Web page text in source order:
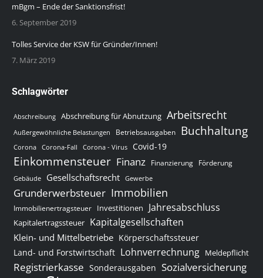
mBgm – Ende der Sanktionsfrist!
6. September 2019
Tolles Service der KSW für Gründer/Innen!
7. März 2019
Schlagwörter
Abschreibung Abschreibung für Abnutzung Arbeitsrecht
Außergewöhnliche Belastungen Betriebsausgaben Buchhaltung
Corona Corona-Fall Corona - Virus Covid-19
Einkommensteuer Finanz Finanzierung Förderung
Gebäude Gesellschaftsrecht Gewerbe
Grunderwerbsteuer Immobilien
Immobilienertragsteuer Investitionen Jahresabschluss
Kapitalertragssteuer Kapitalgesellschaften
Klein- und Mittelbetriebe Körperschaftssteuer
Land- und Forstwirtschaft Lohnverrechnung Meldepflicht
Registrierkasse Sonderausgaben Sozialversicherung